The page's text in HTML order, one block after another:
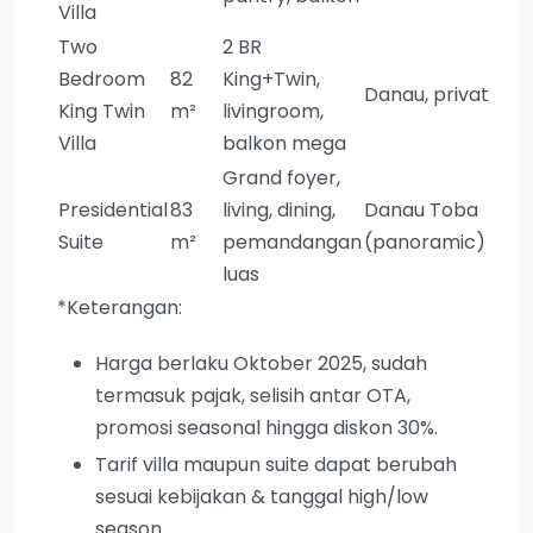
Villa
Two
Bedroom
King Twin
Villa
82
m²
2 BR
King+Twin,
livingroom,
balkon mega
Danau, privat
Presidential
Suite
83
m²
Grand foyer,
living, dining,
pemandangan
luas
Danau Toba
(panoramic)
*Keterangan:
Harga berlaku Oktober 2025, sudah
termasuk pajak, selisih antar OTA,
promosi seasonal hingga diskon 30%.
Tarif villa maupun suite dapat berubah
sesuai kebijakan & tanggal high/low